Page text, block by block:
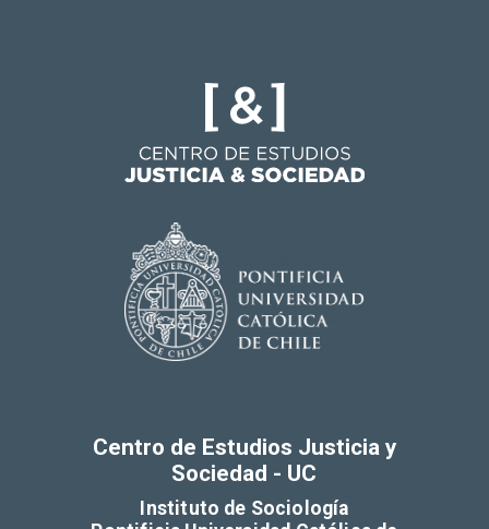
Centro de Estudios Justicia y
Sociedad - UC
Instituto de Sociología